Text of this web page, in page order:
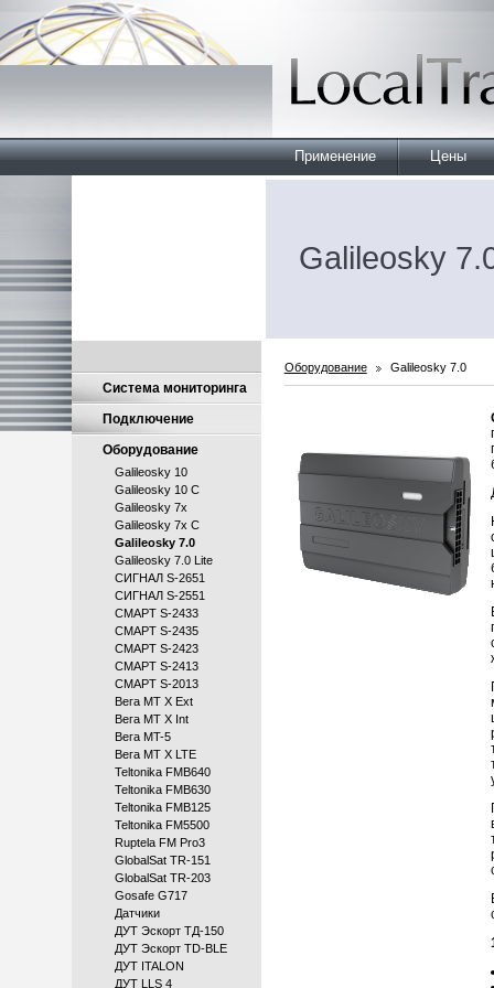
Применение Цены
Система мониторинга
Подключение
Оборудование
Galileosky 10
Galileosky 10 C
Galileosky 7x
Galileosky 7x C
Galileosky 7.0
Galileosky 7.0 Lite
СИГНАЛ S-2651
СИГНАЛ S-2551
СМАРТ S-2433
СМАРТ S-2435
СМАРТ S-2423
СМАРТ S-2413
СМАРТ S-2013
Вега MT X Ext
Вега MT X Int
Вега MT-5
Вега МТ X LTE
Teltonika FMB640
Teltonika FMB630
Teltonika FMB125
Teltonika FM5500
Ruptela FM Pro3
GlobalSat TR-151
GlobalSat TR-203
Gosafe G717
Датчики
ДУТ Эскорт ТД-150
ДУТ Эскорт TD-BLE
ДУТ ITALON
ДУТ LLS 4
Galileosky
Оборудование Galileosky 7.0